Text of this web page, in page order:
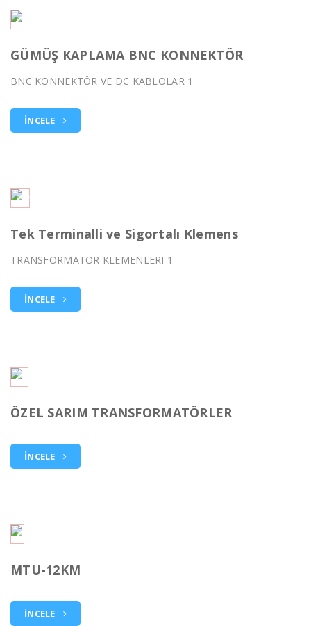
GÜMÜŞ KAPLAMA BNC KONNEKTÖR
BNC KONNEKTÖR VE DC KABLOLAR 1
İNCELE
Tek Terminalli ve Sigortalı Klemens
TRANSFORMATÖR KLEMENLERI 1
İNCELE
ÖZEL SARIM TRANSFORMATÖRLER
İNCELE
MTU-12KM
İNCELE